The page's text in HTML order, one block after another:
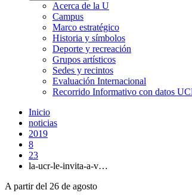
Acerca de la U
Campus
Marco estratégico
Historia y símbolos
Deporte y recreación
Grupos artísticos
Sedes y recintos
Evaluación Internacional
Recorrido Informativo con datos
Inicio
noticias
2019
8
23
la-ucr-le-invita-a-v…
A partir del 26 de agosto